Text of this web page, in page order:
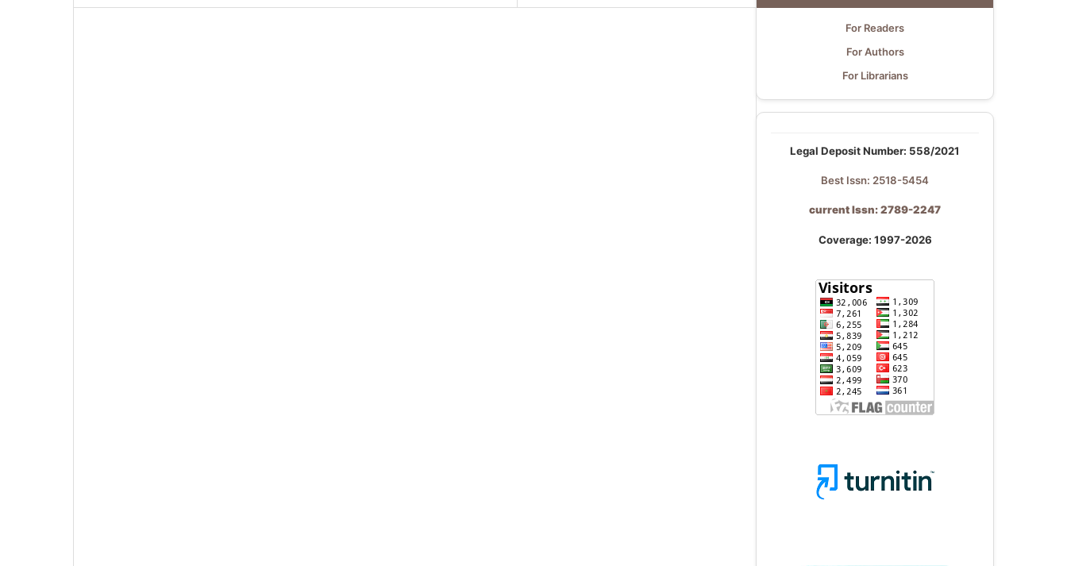
For Readers
For Authors
For Librarians
Legal Deposit Number: 558/2021
Best Issn: 2518-5454
current Issn: 2789-2247
Coverage: 1997-2026